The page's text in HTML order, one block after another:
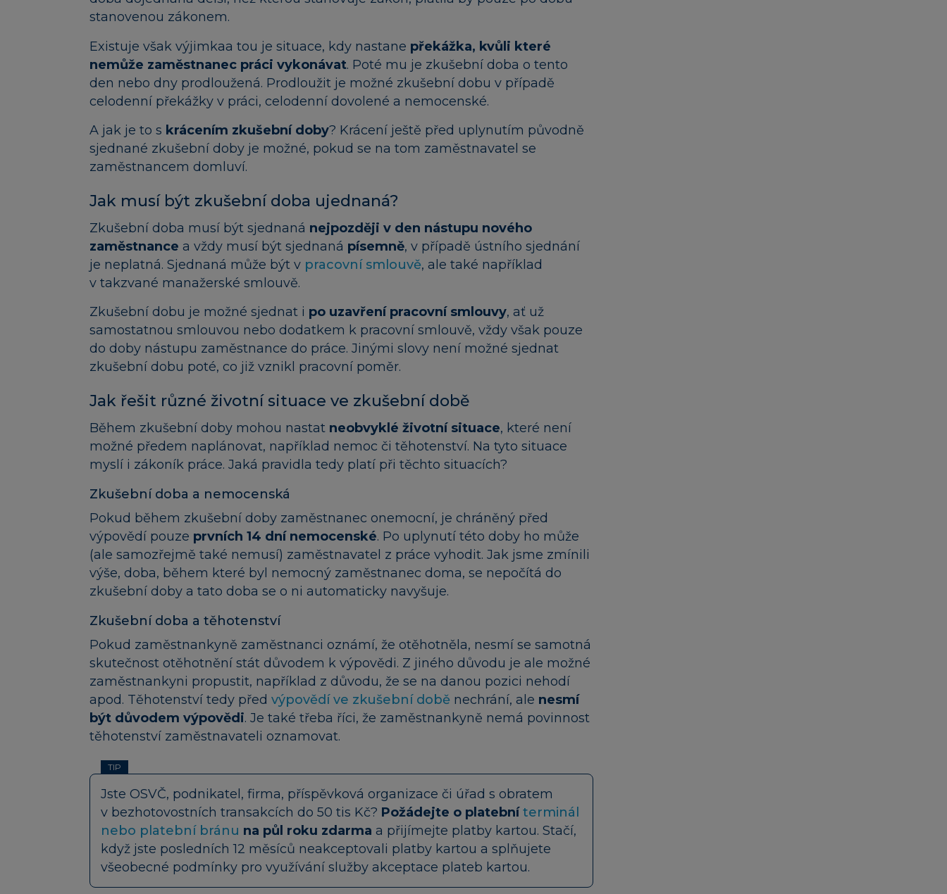
stanovenou zákonem.
Existuje však výjimkaa tou je situace, kdy nastane překážka, kvůli které
nemůže zaměstnanec práci vykonávat. Poté mu je zkušební doba o tento
den nebo dny prodloužená. Prodloužit je možné zkušební dobu v případě
celodenní překážky v práci, celodenní dovolené a nemocenské.
A jak je to s krácením zkušební doby? Krácení ještě před uplynutím původně
sjednané zkušební doby je možné, pokud se na tom zaměstnavatel se
zaměstnancem domluví.
Jak musí být zkušební doba ujednaná?
Zkušební doba musí být sjednaná nejpozději v den nástupu nového
zaměstnance a vždy musí být sjednaná písemně, v případě ústního sjednání
je neplatná. Sjednaná může být v pracovní smlouvě, ale také například
v takzvané manažerské smlouvě.
Zkušební dobu je možné sjednat i po uzavření pracovní smlouvy, ať už
samostatnou smlouvou nebo dodatkem k pracovní smlouvě, vždy však pouze
do doby nástupu zaměstnance do práce. Jinými slovy není možné sjednat
zkušební dobu poté, co již vznikl pracovní poměr.
Jak řešit různé životní situace ve zkušební době
Během zkušební doby mohou nastat neobvyklé životní situace, které není
možné předem naplánovat, například nemoc či těhotenství. Na tyto situace
myslí i zákoník práce. Jaká pravidla tedy platí při těchto situacích?
Zkušební doba a nemocenská
Pokud během zkušební doby zaměstnanec onemocní, je chráněný před
výpovědí pouze prvních 14 dní nemocenské. Po uplynutí této doby ho může
(ale samozřejmě také nemusí) zaměstnavatel z práce vyhodit. Jak jsme zmínili
výše, doba, během které byl nemocný zaměstnanec doma, se nepočítá do
zkušební doby a tato doba se o ni automaticky navyšuje.
Zkušební doba a těhotenství
Pokud zaměstnankyně zaměstnanci oznámí, že otěhotněla, nesmí se samotná
skutečnost otěhotnění stát důvodem k výpovědi. Z jiného důvodu je ale možné
zaměstnankyni propustit, například z důvodu, že se na danou pozici nehodí
apod. Těhotenství tedy před výpovědí ve zkušební době nechrání, ale nesmí
být důvodem výpovědi. Je také třeba říci, že zaměstnankyně nemá povinnost
těhotenství zaměstnavateli oznamovat.
TIP
Jste OSVČ, podnikatel, firma, příspěvková organizace či úřad s obratem
v bezhotovostních transakcích do 50 tis Kč? Požádejte o platebníterminál
nebo platební bránu na půl roku zdarma a přijímejte platby kartou. Stačí,
když jste posledních 12 měsíců neakceptovali platby kartou a splňujete
všeobecné podmínky pro využívání služby akceptace plateb kartou.